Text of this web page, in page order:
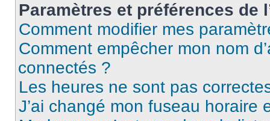
Paramètres et préférences de
Comment modifier mes
Comment empêcher mon nom
connectés ?
Les heures ne sont pas
J’ai changé mon fuseau horaire